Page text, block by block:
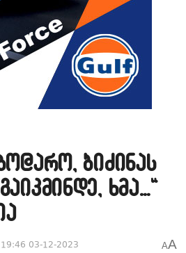
ბიძინას
ხმა…“
19:46 03-12-2023 AA